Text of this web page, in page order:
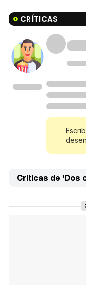
CRÍTICAS
Críticas de 'Dos